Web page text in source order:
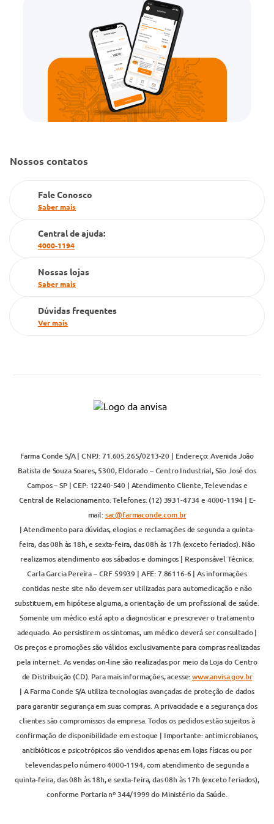
Cartão Grupo Conde
Televendas
Nossos contatos
Fale Conosco
Saber mais
Central de ajuda:
4000-1194
Nossas lojas
Saber mais
Dúvidas frequentes
Ver mais
Farma Conde S/A | CNPJ: 71.605.265/0213-20 | Endereço: Avenida João
Batista de Souza Soares, 5300, Eldorado – Centro Industrial, São José dos
Campos – SP | CEP: 12240-540 | Atendimento Cliente, Televendas e
Central de Relacionamento: Telefones: (12) 3931-4734 e 4000-1194 | E-
mail:sac@farmaconde.com.br
| Atendimento para dúvidas, elogios e reclamações de segunda a quinta-
feira, das 08h às 18h, e sexta-feira, das 08h às 17h (exceto feriados). Não
realizamos atendimento aos sábados e domingos | Responsável Técnica:
Carla Garcia Pereira – CRF 59939 | AFE: 7.86116-6 | As informações
contidas neste site não devem ser utilizadas para automedicação e não
substituem, em hipótese alguma, a orientação de um profissional de saúde.
Somente um médico está apto a diagnosticar e prescrever o tratamento
adequado. Ao persistirem os sintomas, um médico deverá ser consultado |
Os preços e promoções são válidos exclusivamente para compras realizadas
pela internet. As vendas on-line são realizadas por meio da Loja do Centro
de Distribuição (CD). Para mais informações, acesse:www.anvisa.gov.br
| A Farma Conde S/A utiliza tecnologias avançadas de proteção de dados
para garantir segurança em suas compras. A privacidade e a segurança dos
clientes são compromissos da empresa. Todos os pedidos estão sujeitos à
confirmação de disponibilidade em estoque | Importante: antimicrobianos,
antibióticos e psicotrópicos são vendidos apenas em lojas físicas ou por
televendas pelo número 4000-1194, com atendimento de segunda a
quinta-feira, das 08h às 18h, e sexta-feira, das 08h às 17h (exceto feriados),
conforme Portaria nº 344/1999 do Ministério da Saúde.